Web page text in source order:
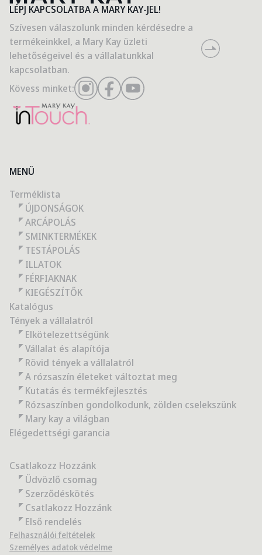
LÉPJ KAPCSOLATBA A MARY KAY-JEL!
Szívesen válaszolunk minden kérdésedre a
termékeinkkel, a Mary Kay üzleti
lehetőségeivel és a vállalatunkkal
kapcsolatban.
Kövess minket:
MENÜ
Terméklista
ÚJDONSÁGOK
ARCÁPOLÁS
SMINKTERMÉKEK
TESTÁPOLÁS
ILLATOK
FÉRFIAKNAK
KIEGÉSZÍTŐK
Katalógus
Tények a vállalatról
Elkötelezettségünk
Vállalat és alapítója
Rövid tények a vállalatról
A rózsaszín életeket változtat meg
Kutatás és termékfejlesztés
Rózsaszínben gondolkodunk, zölden cselekszünk
Mary kay a világban
Elégedettségi garancia
Csatlakozz Hozzánk
Üdvözlő csomag
Szerződéskötés
Csatlakozz Hozzánk
Első rendelés
Felhasználói feltételek
Személyes adatok védelme